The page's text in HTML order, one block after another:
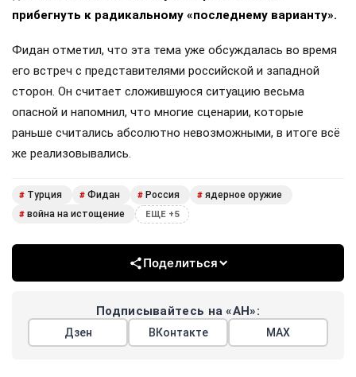
прибегнуть к радикальному «последнему варианту».
Фидан отметил, что эта тема уже обсуждалась во время
его встреч с представителями российской и западной
сторон. Он считает сложившуюся ситуацию весьма
опасной и напомнил, что многие сценарии, которые
раньше считались абсолютно невозможными, в итоге всё
же реализовывались.
# Турция # Фидан # Россия # ядерное оружие
# война на истощение ЕЩЕ +5
Поделиться
Подписывайтесь на «АН»:
Дзен ВКонтакте МАХ